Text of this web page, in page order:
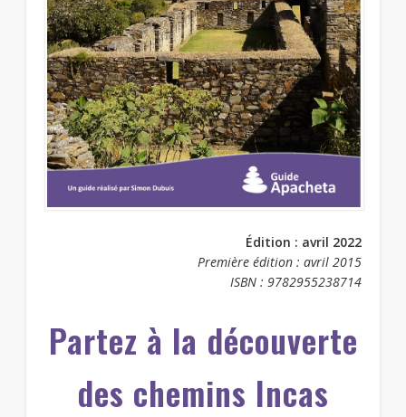
Édition : avril 2022
Première édition : avril 2015
ISBN : 9782955238714
Partez à la découverte
des chemins Incas